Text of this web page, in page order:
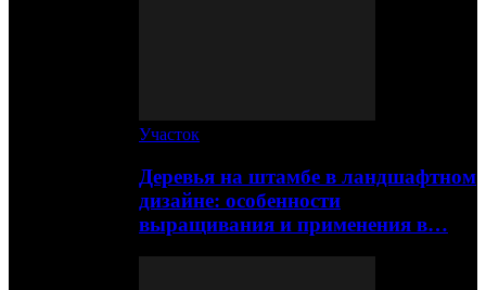
Участок
Деревья на штамбе в ландшафтном
дизайне: особенности
выращивания и применения в…